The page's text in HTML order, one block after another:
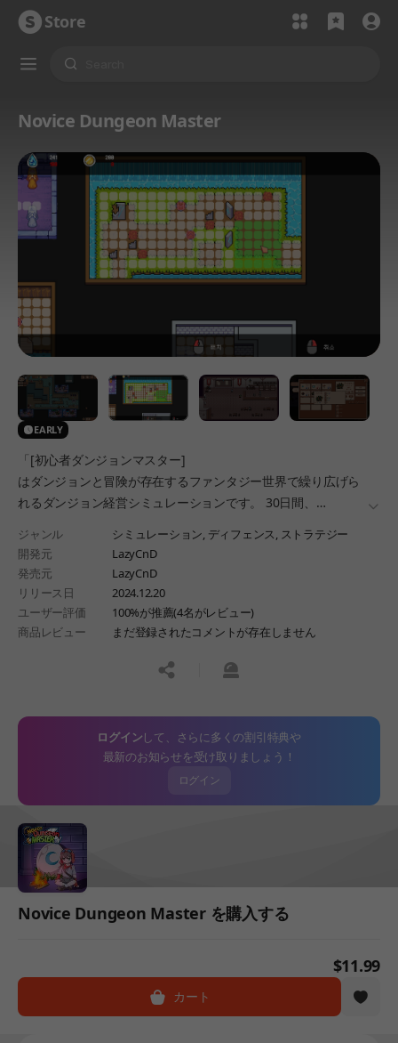
Store
Novice Dungeon Master
EARLY
「[初心者ダンジョンマスター]
はダンジョンと冒険が存在するファンタジー世界で繰り広げら
れるダンジョン経営シミュレーションです。 30日間、
더
ジャンル シミュレーション, ディフェンス, ストラテジー
開発元
LazyCnD
発売元
LazyCnD
リリース日
2024.12.20
ユーザー評価
100%が推薦(4名がレビュー)
商品レビュー
まだ登録されたコメントが存在しません
공유하기신고하기
ログインして、さらに多くの割引特典や
最新のお知らせを受け取りましょう！
ログイン
Novice Dungeon Master を購入する
$11.99
カート